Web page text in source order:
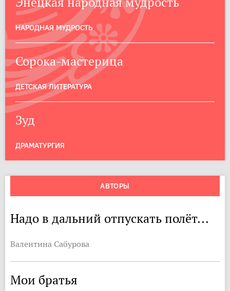
НАРОДНАЯ МУДРОСТЬ
Сорока-мастерица
ДЕТСКАЯ ЛИТЕРАТУРА
Зуд
ДРАМАТУРГИЯ
АВТОРЫ
Надо в дальний отпускать полёт...
Валентина Сабурова
Мои братья